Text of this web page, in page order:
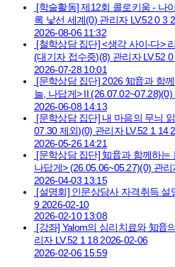
[학술활동] 제12회 콜로키움 - 나
록 낯선 세계(0) 관리자 LV.52 03
2026-08-06 11:32
[철학상담 집단] <생각 사이-다>
(대기자 접수중)(8) 관리자 LV.52 0
2026-07-28 10:01
[문학상담 집단] 2026 知音과 함
늘, 나답게> II (26.07.02~07.28)(0)
2026-06-08 14:13
[문학상담 집단] 내 마음의 무늬
07.30 제외)(0) 관리자 LV.52 1 14
2026-05-26 14:21
[문학상담 집단] 知音과 함께하는
나답게> (26.05.06~05.27)(0) 관리
2026-04-03 13:15
[설명회] 인문상담사 자격취득 설
9 2026-02-10
2026-02-10 13:08
[강좌] Yalom의 심리치료와 知音
리자 LV.52 1 182026-02-06
2026-02-06 15:59